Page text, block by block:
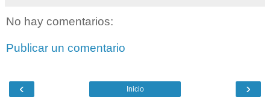
No hay comentarios:
Publicar un comentario
‹ ›
Inicio